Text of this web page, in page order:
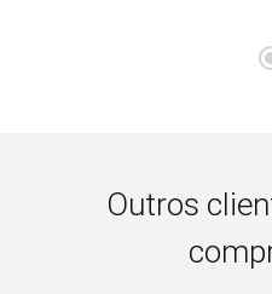
Outros